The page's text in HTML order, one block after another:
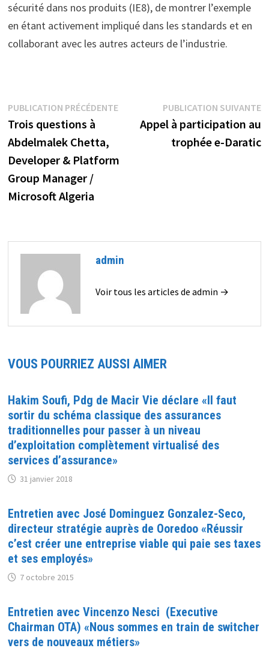
sécurité dans nos produits (IE8), de montrer l’exemple
en étant activement impliqué dans les standards et en
collaborant avec les autres acteurs de l’industrie.
Navigation
de
l’article
PUBLICATION PRÉCÉDENTEPublication
précédente :
Trois questions à
Abdelmalek Chetta,
Developer & Platform
Group Manager /
Microsoft Algeria
PUBLICATION SUIVANTE
Appel à participation au
trophée e-Daratic
admin
Voir tous les articles de admin →
VOUS POURRIEZ AUSSI AIMER
Hakim Soufi, Pdg de Macir Vie déclare «Il faut
sortir du schéma classique des assurances
traditionnelles pour passer à un niveau
d’exploitation complètement virtualisé des
services d’assurance»
31 janvier 2018
Entretien avec José Dominguez Gonzalez-Seco,
directeur stratégie auprès de Ooredoo «Réussir
c’est créer une entreprise viable qui paie ses taxes
et ses employés»
7 octobre 2015
Entretien avec Vincenzo Nesci (Executive
Chairman OTA) «Nous sommes en train de switcher
vers de nouveaux métiers»